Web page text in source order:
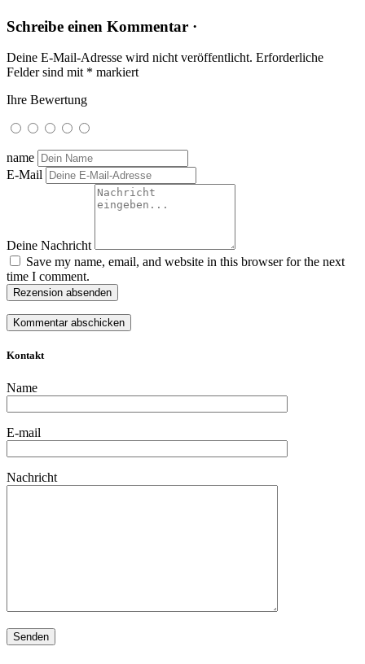
Schreibe einen Kommentar ·
Deine E-Mail-Adresse wird nicht veröffentlicht. Erforderliche
Felder sind mit * markiert
Ihre Bewertung
name
E-Mail
Deine Nachricht
Save my name, email, and website in this browser for the next
time I comment.
Rezension absenden
Kontakt
Name
E-mail
Nachricht